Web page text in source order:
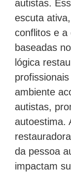
autistas.
escuta
conflitos e a
baseadas
lógica
ambiente
autistas,
autoestima.
da pessoa
impactam